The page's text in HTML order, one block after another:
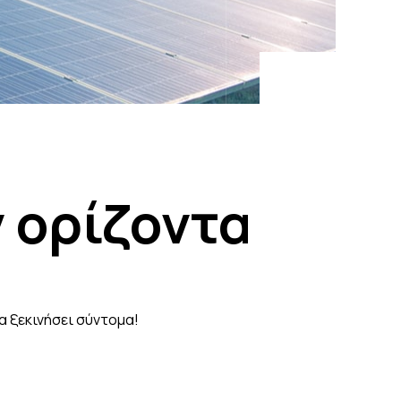
ξεκινήσει σύντομα!